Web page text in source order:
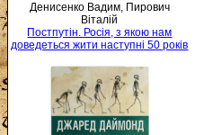
Денисенко Вадим, Пирович
Віталій
Постпутін. Росія, з якою нам
доведеться жити наступні 50 років